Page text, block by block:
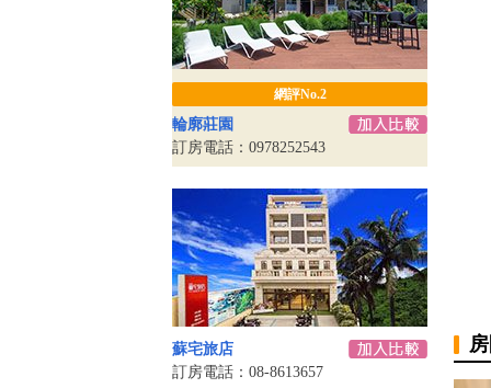
網評No.2
輪廓莊園
訂房電話：0978252543
蘇宅旅店
訂房電話：08-8613657